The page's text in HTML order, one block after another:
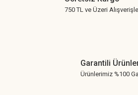
750 TL ve Üzeri
Garantili
Ürünlerimiz %100